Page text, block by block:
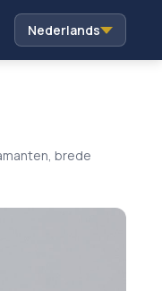
Nederlands
brede